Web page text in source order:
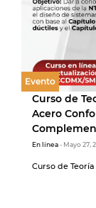
Evento
Curso de
Acero
En línea- Mayo 27,
Curso de